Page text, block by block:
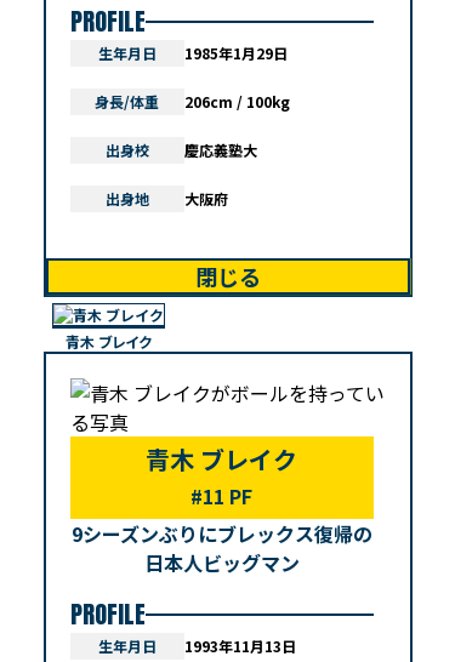
PROFILE
生年月日 1985年1月29日
身長/体重 206cm / 100kg
出身校 慶応義塾大
出身地 大阪府
閉じる
青木 ブレイク
青木 ブレイク
#11 PF
9シーズンぶりにブレックス復帰の
日本人ビッグマン
PROFILE
生年月日 1993年11月13日